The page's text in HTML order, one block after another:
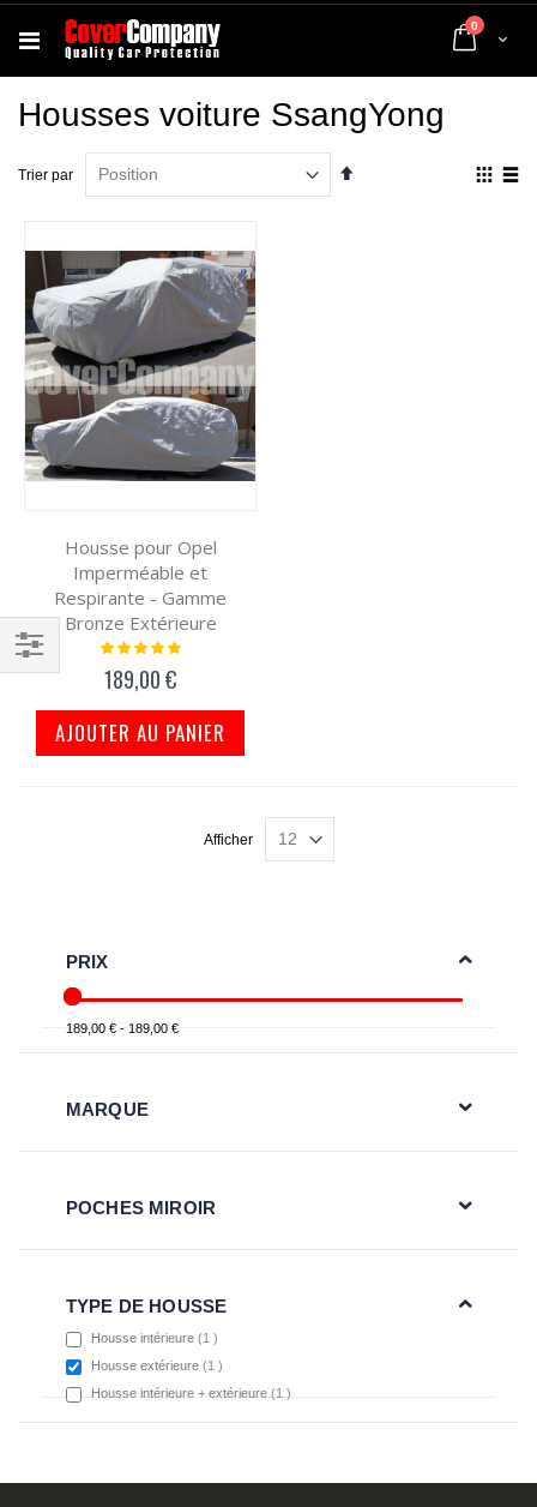
Cart
0 articles
Housses voiture SsangYong
Trier par
Par
Housse pour Opel
Imperméable et
Respirante - Gamme
Bronze Extérieure
Notation:
189,00 €
AJOUTER AU PANIER
Afficher
Filtrer
par
PRIX
189,00 € - 189,00 €
MARQUE
POCHES MIROIR
TYPE DE HOUSSE
Housse intérieure 1 item
Housse extérieure 1 item
Housse intérieure + extérieure 1 item